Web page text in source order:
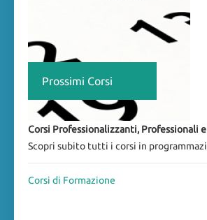
Prossimi Corsi
Corsi Professionalizzanti, Professionali
Scopri subito tutti i corsi in
Corsi di Formazione